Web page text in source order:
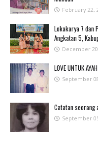
February 22,
Lokakarya 7 dan
Angkatan 5,
December
LOVE UNTUK
September
Catatan seorang
September